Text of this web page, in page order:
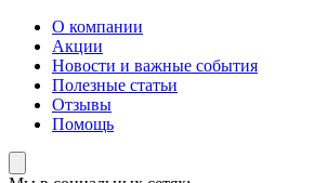
О компании
Акции
Новости и важные события
Полезные статьи
Отзывы
Помощь